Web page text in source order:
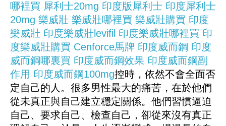
哪裡買 犀利士20mg 印度版犀利士 印度犀利士
20mg 樂威壯 樂威壯哪裡買 樂威壯購買 印度
樂威壯 印度樂威壯levifil 印度樂威壯哪裡買 印
度樂威壯購買 Cenforce馬牌 印度威而鋼 印度
威而鋼哪裏買 印度威而鋼效果 印度威而鋼副
作用 印度威而鋼100mg控時，依然不會全面否
定自己的人。很多男性最大的痛苦，在於他們
從未真正與自己建立穩定關係。他們習慣逼迫
自己、要求自己、檢查自己，卻從來沒有真正